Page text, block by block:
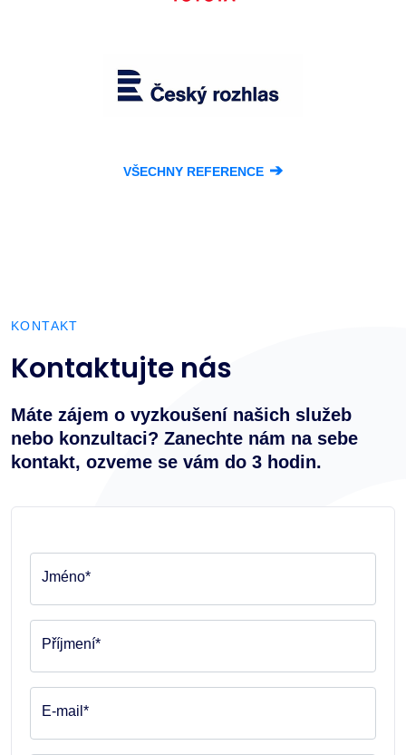
VŠECHNY REFERENCE ➔
KONTAKT
Kontaktujte nás
Máte zájem o vyzkoušení našich služeb
nebo konzultaci? Zanechte nám na sebe
kontakt, ozveme se vám do 3 hodin.
Jméno*
Příjmení*
E-mail*